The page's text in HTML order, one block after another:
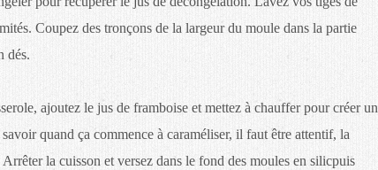
Coupez des tronçons de la largeur du moule dans la partie
dés.
ajoutez le jus de framboise et mettez à chauffer pour créer un
quand ça commence à caraméliser, il faut être attentif, la
la cuisson et versez dans le fond des moules en silicpuis